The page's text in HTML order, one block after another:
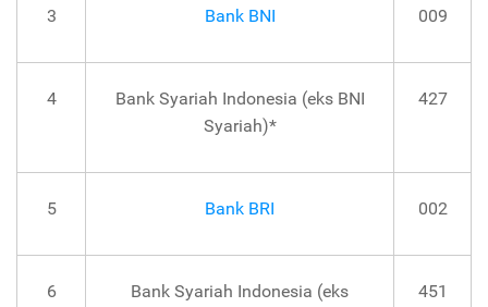
3 Bank BNI 009
4
Bank Syariah Indonesia (eks BNI
Syariah)*
427
5 Bank BRI 002
6
Bank Syariah Indonesia (eks
451